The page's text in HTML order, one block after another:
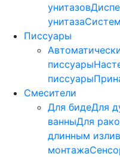
унитазов
унитаза
Писсуары
писсуары
писсуары
Смесители
Для бидеДля
ванныДля
длинным
монтажа